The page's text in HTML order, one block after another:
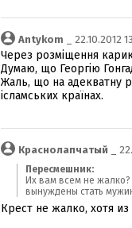
Antykom _ 22.10.2012
Через розміщення
Думаю, що Георгію
Жаль, що на адекватну
ісламських країнах.
Краснолапчатый _
Пересмешник:
Их вам всем не
вынуждены стать
Крест не жалко, хотя из